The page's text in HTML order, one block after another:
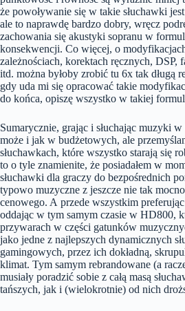
że powoływanie się w takie słuchawki
ale to naprawdę bardzo dobry, wręcz
zachowania się akustyki sopranu w
konsekwencji. Co więcej, o
zależnościach, korektach ręcznych, DSP,
itd. można byłoby zrobić tu 6x tak długą
gdy uda mi się opracować takie
do końca, opiszę wszystko w takiej
Sumarycznie, grając i słuchając muzyki w
może i jak w budżetowych, ale
słuchawkach, które wszystko starają się
to o tyle znamienite, że posiadałem w
słuchawki dla graczy do bezpośrednich
typowo muzyczne z jeszcze nie tak mocno
cenowego. A przede wszystkim
oddając w tym samym czasie w HD800,
przywarach w części gatunków
jako jedne z najlepszych dynamicznych
gamingowych, przez ich dokładną,
klimat. Tym samym rebrandowane (a
musiały poradzić sobie z całą masą
tańszych, jak i (wielokrotnie) od nich